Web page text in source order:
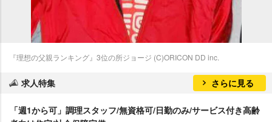
『理想の父親ランキング』3位の所ジョージ (C)ORICON DD inc.
求人特集 さらに見る
「週1から可」調理スタッフ/無資格可/日勤のみ/サービス付き高齢